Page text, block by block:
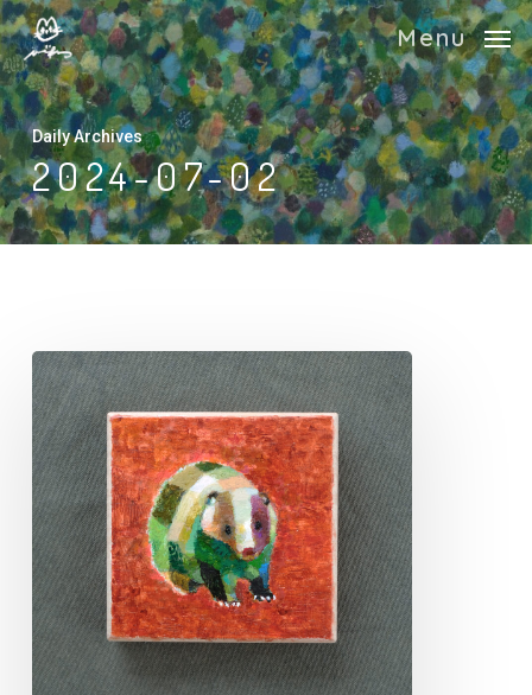
Skip
to
main
content
Menu
Daily Archives
2024-07-02
お
い
ら
ア
ナ
グ
マ